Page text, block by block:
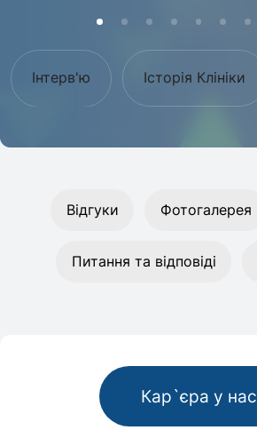
Інтерв'ю Історія Клініки
Відгуки Фотогалерея
Питання та відповіді
Кар`єра у нас